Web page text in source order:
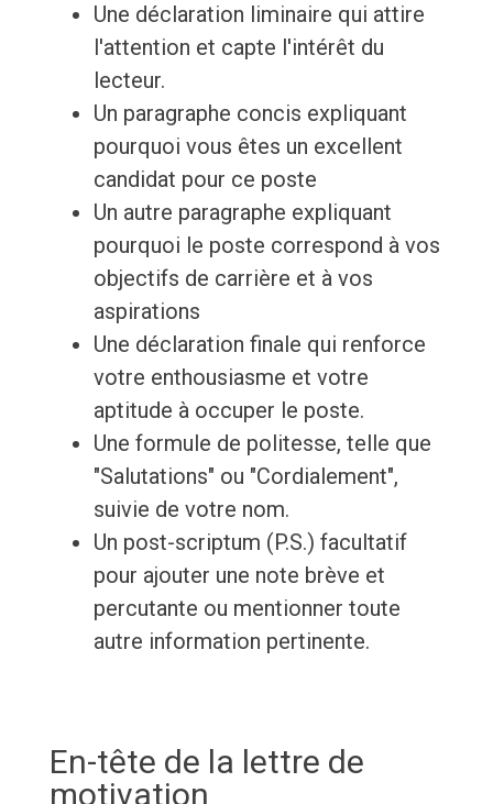
Une déclaration liminaire qui attire
l'attention et capte l'intérêt du
lecteur.
Un paragraphe concis expliquant
pourquoi vous êtes un excellent
candidat pour ce poste
Un autre paragraphe expliquant
pourquoi le poste correspond à vos
objectifs de carrière et à vos
aspirations
Une déclaration finale qui renforce
votre enthousiasme et votre
aptitude à occuper le poste.
Une formule de politesse, telle que
"Salutations" ou "Cordialement",
suivie de votre nom.
Un post-scriptum (P.S.) facultatif
pour ajouter une note brève et
percutante ou mentionner toute
autre information pertinente.
En-tête de la lettre de
motivation